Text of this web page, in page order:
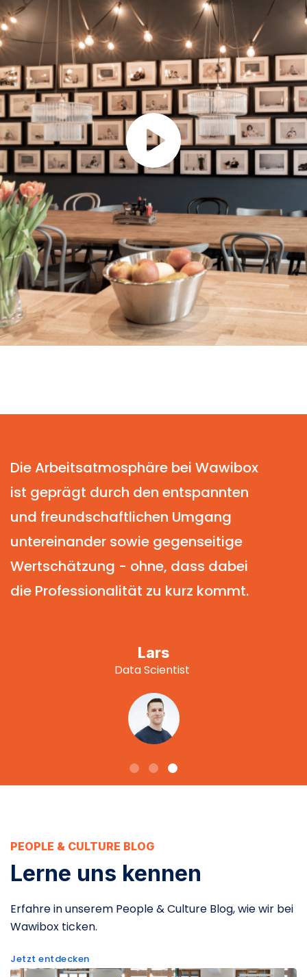
Die Arbeitsatmosphäre bei Wawibox
ist geprägt durch den entspannten
und freundschaftlichen Umgang
untereinander sowie gegenseitige
Wertschätzung - ohne, dass dabei
die Professionalität zu kurz kommt.
Lars
Data Scientist
PEOPLE & CULTURE BLOG
Lerne uns kennen
Erfahre in unserem People & Culture Blog, wie wir bei
Wawibox ticken.
Jetzt entdecken